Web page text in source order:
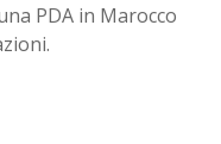
PDA in Marocco